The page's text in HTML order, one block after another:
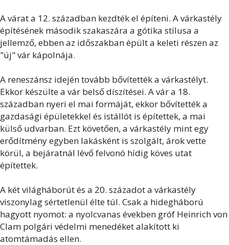
A várat a 12. században kezdték el építeni. A várkastély
építésének második szakaszára a gótika stílusa a
jellemző, ebben az időszakban épült a keleti részen az
"új" vár kápolnája.
A reneszánsz idején tovább bővítették a várkastélyt.
Ekkor készülte a vár belső díszítései. A vár a 18.
században nyeri el mai formáját, ekkor bővítették a
gazdasági épületekkel és istállót is építettek, a mai
külső udvarban. Ezt követően, a várkastély mint egy
erődítmény egyben lakásként is szolgált, árok vette
körül, a bejáratnál lévő felvonó hídig köves utat
építettek.
A két világháborút és a 20. századot a várkastély
viszonylag sértetlenül élte túl. Csak a hidegháború
hagyott nyomot: a nyolcvanas években gróf Heinrich von
Clam polgári védelmi menedéket alakított ki
atomtámadás ellen.